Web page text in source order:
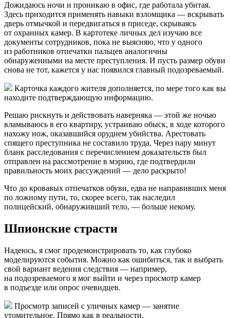
Дожидаюсь ночи и проникаю в офис, где работала убитая.
Здесь приходится применять навыки взломщика — вскрывать
дверь отмычкой и передвигаться в приседе, скрываясь
от охранных камер. В картотеке личных дел изучаю все
документы сотрудников, пока не выясняю, что у одного
из работников отпечатки пальцев аналогичны
обнаруженными на месте преступления. И пусть размер обуви
снова не тот, кажется у нас появился главный подозреваемый.
Карточка каждого жителя дополняется, по мере того как вы
находите подтверждающую информацию.
Решаю рискнуть и действовать наверняка — этой же ночью
вламываюсь в его квартиру, устраиваю обыск, в ходе которого
нахожу нож, оказавшийся орудием убийства. Арестовать
спящего преступника не составило труда. Через пару минут
бланк расследования с перечислением доказательств был
отправлен на рассмотрение в мэрию, где подтвердили
правильность моих рассуждений — дело раскрыто!
Что до кровавых отпечатков обуви, едва не направивших меня
по ложному пути, то, скорее всего, так наследил
полицейский, обнаруживший тело, — больше некому.
Шпионские страсти
Надеюсь, я смог продемонстрировать то, как глубоко
моделируются события. Можно как ошибиться, так и выбрать
свой вариант ведения следствия — например,
на подозреваемого я мог выйти и через просмотр камер
в подъезде или опрос очевидцев.
Просмотр записей с уличных камер — занятие
утомительное. Прямо как в реальности.